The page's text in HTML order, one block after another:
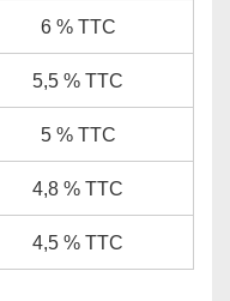
6 % TTC
5,5 % TTC
5 % TTC
4,8 % TTC
4,5 % TTC